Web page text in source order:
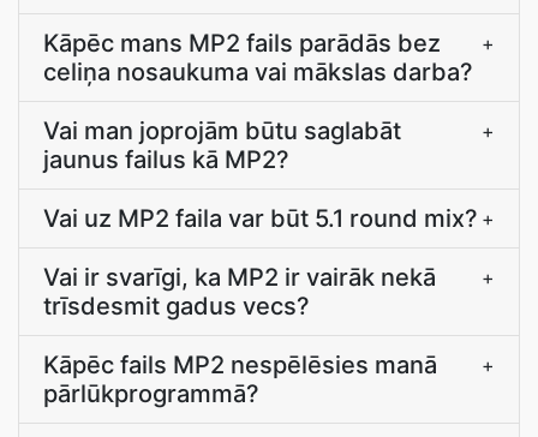
Kāpēc mans MP2 fails parādās bez
celiņa nosaukuma vai mākslas darba?
+
Vai man joprojām būtu saglabāt
jaunus failus kā MP2?
+
Vai uz MP2 faila var būt 5.1 round mix? +
Vai ir svarīgi, ka MP2 ir vairāk nekā
trīsdesmit gadus vecs?
+
Kāpēc fails MP2 nespēlēsies manā
pārlūkprogrammā?
+